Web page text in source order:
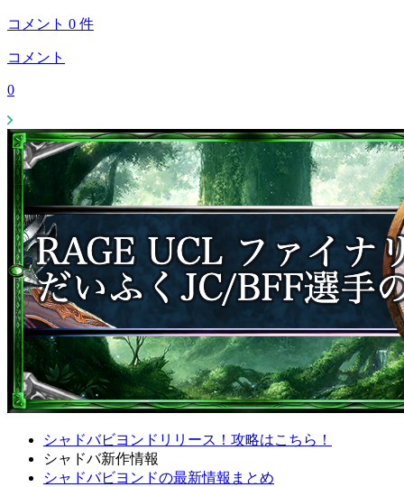
コメント 0 件
コメント
0
シャドバビヨンドリリース！攻略はこちら！
シャドバ新作情報
シャドバビヨンドの最新情報まとめ